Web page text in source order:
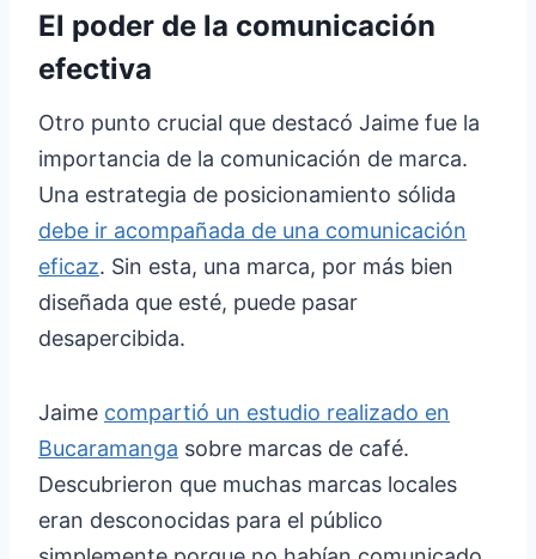
El poder de la comunicación
efectiva
Otro punto crucial que destacó Jaime fue la
importancia de la comunicación de marca.
Una estrategia de posicionamiento sólida
debe ir acompañada de una comunicación
eficaz. Sin esta, una marca, por más bien
diseñada que esté, puede pasar
desapercibida.
Jaime compartió un estudio realizado en
Bucaramanga sobre marcas de café.
Descubrieron que muchas marcas locales
eran desconocidas para el público